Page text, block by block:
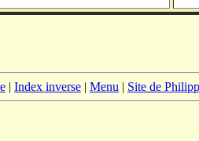
| Index inverse | Menu | Site de